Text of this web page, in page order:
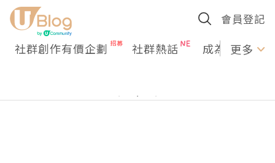
會員登記
社群創作有價企劃 社群熱話 成為U更多